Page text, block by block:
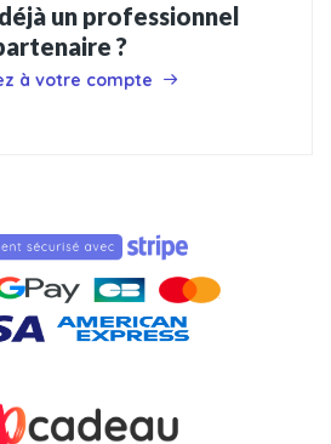
un professionnel
?
à votre compte